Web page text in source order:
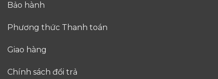
Bảo hành
Phương thức Thanh toán
Giao hàng
Chính sách đổi trả